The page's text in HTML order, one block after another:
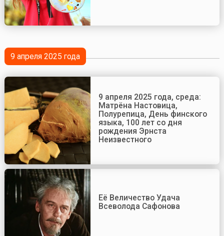
9 апреля 2025 года
9 апреля 2025 года, среда:
Матрёна Настовица,
Полурепица, День финского
языка, 100 лет со дня
рождения Эрнста
Неизвестного
Её Величество Удача
Всеволода Сафонова